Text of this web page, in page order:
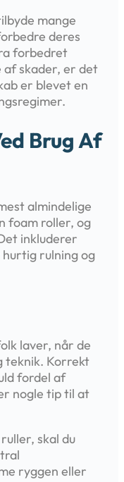
mange
deres
forbedret
af skader, er det
er blevet en
Brug Af
almindelige
foam roller, og
inkluderer
rulning og
laver, når de
teknik. Korrekt
fordel af
nogle tip til at
skal du
ryggen eller